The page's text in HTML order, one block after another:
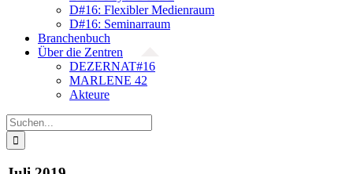
D#16: Flexibler Medienraum
D#16: Seminarraum
Branchenbuch
Über die Zentren
DEZERNAT#16
MARLENE 42
Akteure
Suche
nach: